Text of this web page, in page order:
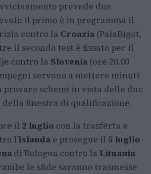
prevede due
il primo è in programma il
contro la Croazia (PalaBigot,
il secondo test è fissato per il
contro la Slovenia (ore 20.00
servono a mettere minuti
provare schemi in vista delle due
finestra di qualificazione.
il 2 luglio con la trasferta a
l’Islanda e prosegue il 5 luglio
di Bologna contro la Lituania
le sfide saranno trasmesse